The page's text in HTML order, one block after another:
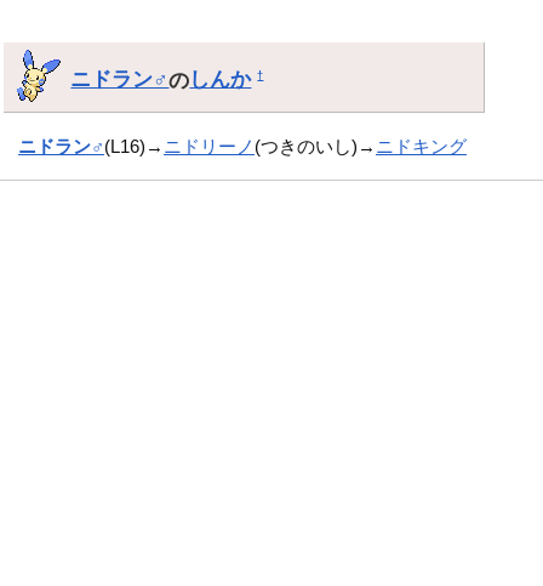
ニドラン♂のしんか †
ニドラン♂(L16)→ ニドリーノ (つきのいし)→ ニドキング